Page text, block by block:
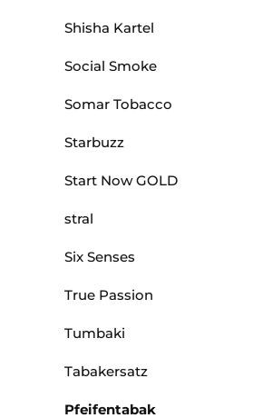
Shisha Kartel
Social Smoke
Somar Tobacco
Starbuzz
Start Now GOLD
stral
Six Senses
True Passion
Tumbaki
Tabakersatz
Pfeifentabak